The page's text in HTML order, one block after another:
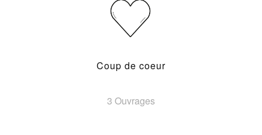
Coup de coeur
3 Ouvrages